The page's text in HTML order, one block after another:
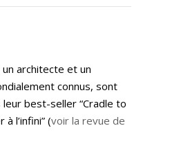
architecte et un
connus, sont
best-seller “Cradle to
l’infini” (voir la revue de